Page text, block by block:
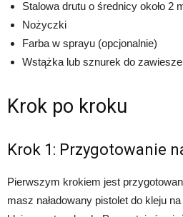
Stalowa drutu o średnicy około 2
Nożyczki
Farba w sprayu (opcjonalnie)
Wstążka lub sznurek do
Krok po kroku
Krok 1: Przygotowanie
Pierwszym krokiem jest
masz naładowany pistolet do kleju